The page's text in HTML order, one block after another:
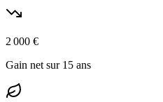
2 000 €
Gain net sur 15 ans